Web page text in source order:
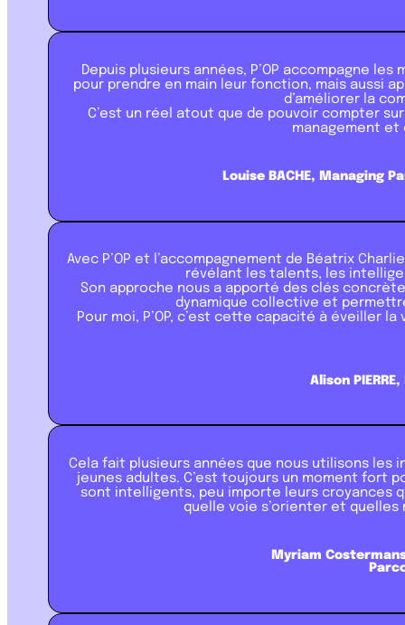
Depuis plusieurs années, P’OP accompagne
pour prendre en main leur fonction, mais aussi
d’améliorer la
C’est un réel atout que de pouvoir compter
management et
Louise BACHE, Managing
Avec P’OP et l’accompagnement de Béatrix
révélant les talents, les
Son approche nous a apporté des clés
dynamique collective et
Pour moi, P’OP, c’est cette capacité à éveiller
Alison
Cela fait plusieurs années que nous utilisons les
jeunes adultes. C’est toujours un moment fort
sont intelligents, peu importe leurs croyances
quelle voie s’orienter et
Myriam